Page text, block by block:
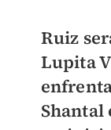
Ruiz
Lupita
Shantal